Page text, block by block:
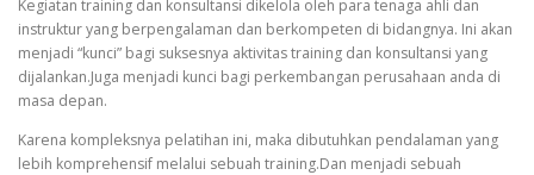
Kegiatan training dan konsultansi dikelola oleh para tenaga ahli dan
instruktur yang berpengalaman dan berkompeten di bidangnya. Ini akan
menjadi “kunci” bagi suksesnya aktivitas training dan konsultansi yang
dijalankan.Juga menjadi kunci bagi perkembangan perusahaan anda di
masa depan.
Karena kompleksnya pelatihan ini, maka dibutuhkan pendalaman yang
lebih komprehensif melalui sebuah training.Dan menjadi sebuah